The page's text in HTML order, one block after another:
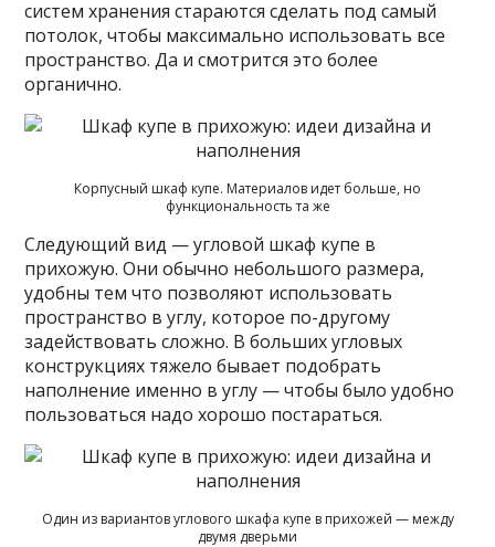
систем хранения стараются сделать под самый
потолок, чтобы максимально использовать все
пространство. Да и смотрится это более
органично.
Корпусный шкаф купе. Материалов идет больше, но
функциональность та же
Следующий вид — угловой шкаф купе в
прихожую. Они обычно небольшого размера,
удобны тем что позволяют использовать
пространство в углу, которое по-другому
задействовать сложно. В больших угловых
конструкциях тяжело бывает подобрать
наполнение именно в углу — чтобы было удобно
пользоваться надо хорошо постараться.
Один из вариантов углового шкафа купе в прихожей — между
двумя дверьми